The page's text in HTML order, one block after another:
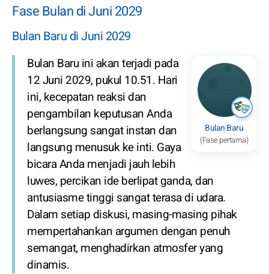
Fase Bulan di Juni 2029
Bulan Baru di Juni 2029
Bulan Baru
(Fase pertama)
Bulan Baru ini akan terjadi pada
12 Juni 2029, pukul 10.51. Hari
ini, kecepatan reaksi dan
pengambilan keputusan Anda
berlangsung sangat instan dan
langsung menusuk ke inti. Gaya
bicara Anda menjadi jauh lebih
luwes, percikan ide berlipat ganda, dan
antusiasme tinggi sangat terasa di udara.
Dalam setiap diskusi, masing-masing pihak
mempertahankan argumen dengan penuh
semangat, menghadirkan atmosfer yang
dinamis.